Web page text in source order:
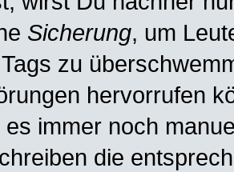
Sicherung, um
zu
hervorrufen
immer noch
die